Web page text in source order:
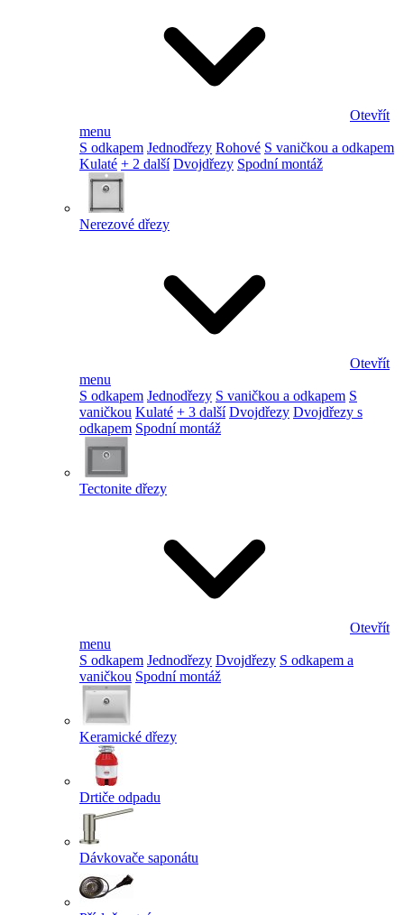
Otevřít
menu
S odkapem Jednodřezy Rohové S vaničkou a odkapem
Kulaté + 2 další Dvojdřezy Spodní montáž
Nerezové dřezy
Otevřít
menu
S odkapem Jednodřezy S vaničkou a odkapem S
vaničkou Kulaté + 3 další Dvojdřezy Dvojdřezy s
odkapem Spodní montáž
Tectonite dřezy
Otevřít
menu
S odkapem Jednodřezy Dvojdřezy S odkapem a
vaničkou Spodní montáž
Keramické dřezy
Drtiče odpadu
Dávkovače saponátu